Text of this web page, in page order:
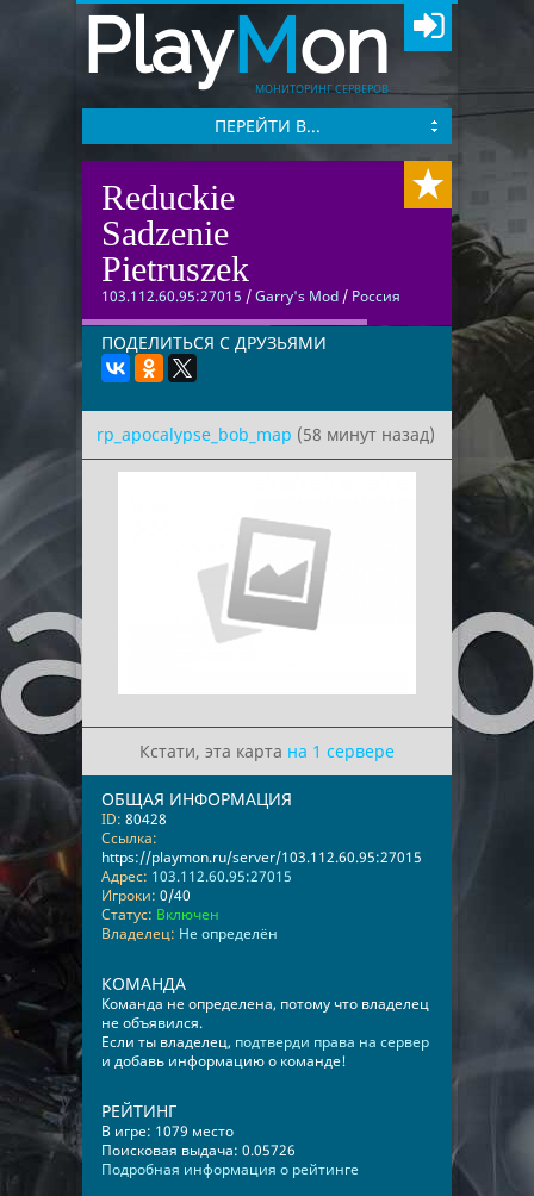
PlayMon
МОНИТОРИНГ СЕРВЕРОВ
ПЕРЕЙТИ В...
Reduckie
Sadzenie
Pietruszek
103.112.60.95:27015 /Garry's Mod / Россия
ПОДЕЛИТЬСЯ С ДРУЗЬЯМИ
rp_apocalypse_bob_map (58 минут назад)
Кстати, эта карта на 1 сервере
ОБЩАЯ ИНФОРМАЦИЯ
ID: 80428
Ссылка:
https://playmon.ru/server/103.112.60.95:27015
Адрес: 103.112.60.95:27015
Игроки: 0/40
Статус: Включен
Владелец: Не определён
КОМАНДА
Команда не определена, потому что владелец
не объявился.
Если ты владелец, подтверди права на сервер
и добавь информацию о команде!
РЕЙТИНГ
В игре: 1079 место
Поисковая выдача: 0.05726
Подробная информация о рейтинге